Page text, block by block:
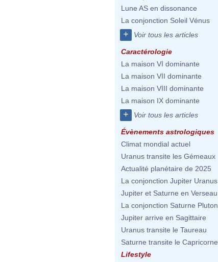
Lune AS en dissonance
La conjonction Soleil Vénus
+ Voir tous les articles
Caractérologie
La maison VI dominante
La maison VII dominante
La maison VIII dominante
La maison IX dominante
+ Voir tous les articles
Évènements astrologiques
Climat mondial actuel
Uranus transite les Gémeaux
Actualité planétaire de 2025
La conjonction Jupiter Uranus
Jupiter et Saturne en Verseau
La conjonction Saturne Pluton
Jupiter arrive en Sagittaire
Uranus transite le Taureau
Saturne transite le Capricorne
Lifestyle